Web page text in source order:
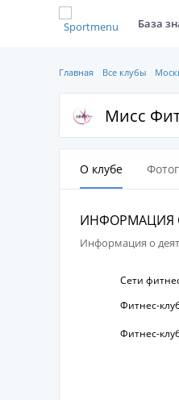
База
Главная Все клубы
Мисс
О клубе
ИНФОРМАЦИЯ
Информация о
Сети
Фитнес-
Фитнес-